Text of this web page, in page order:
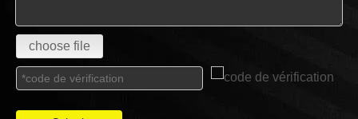
choose file